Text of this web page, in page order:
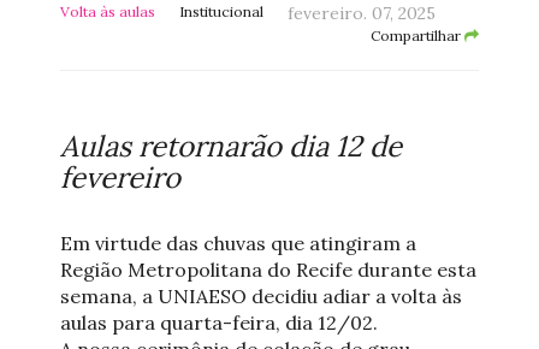
Volta às aulas Institucional fevereiro. 07, 2025
Compartilhar
Aulas retornarão dia 12 de
fevereiro
Em virtude das chuvas que atingiram a
Região Metropolitana do Recife durante esta
semana, a UNIAESO decidiu adiar a volta às
aulas para quarta-feira, dia 12/02.